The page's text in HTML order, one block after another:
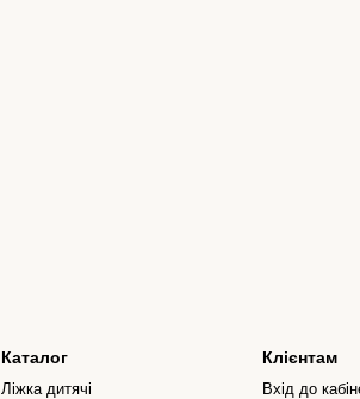
Каталог
Ліжка дитячі
Клієнтам
Вхід до